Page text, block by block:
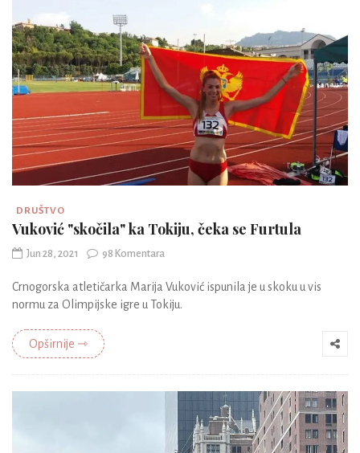
DRUŠTVO
Vuković "skočila" ka Tokiju, čeka se Furtula
Jun 28, 2021 98 Komentara
Crnogorska atletičarka Marija Vuković ispunila je u skoku u vis
normu za Olimpijske igre u Tokiju.
Opširnije ⇾